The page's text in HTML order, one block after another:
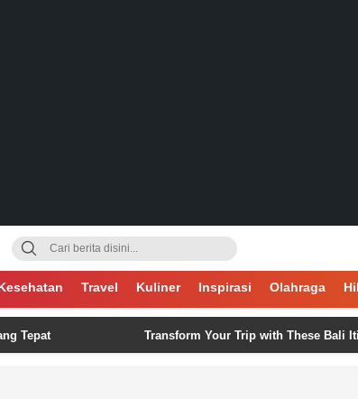
Travel Kuliner Inspirasi Olahraga
Transform Your Trip with These Bali Itinerary